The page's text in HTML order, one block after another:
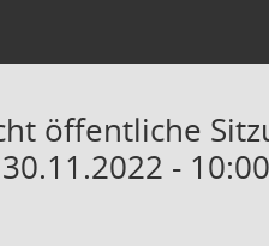
öffentliche
-